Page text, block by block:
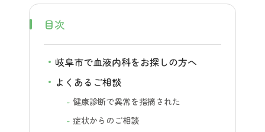
目次
岐阜市で血液内科をお探しの方へ
よくあるご相談
健康診断で異常を指摘された
症状からのご相談